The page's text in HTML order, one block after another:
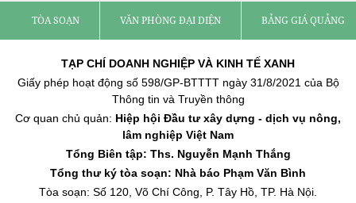
TÒA SOẠN VĂN PHÒNG ĐẠI DIỆN BẢNG GIÁ QUẢNG
TẠP CHÍ DOANH NGHIỆP VÀ KINH TẾ XANH
Giấy phép hoạt động số 598/GP-BTTTT ngày 31/8/2021 của Bộ
Thông tin và Truyền thông
Cơ quan chủ quản: Hiệp hội Đầu tư xây dựng - dịch vụ nông,
lâm nghiệp Việt Nam
Tổng Biên tập: Ths. Nguyễn Mạnh Thắng
Tổng thư ký tòa soạn: Nhà báo Phạm Văn Bình
Tòa soạn: Số 120, Võ Chí Công, P. Tây Hồ, TP. Hà Nội.